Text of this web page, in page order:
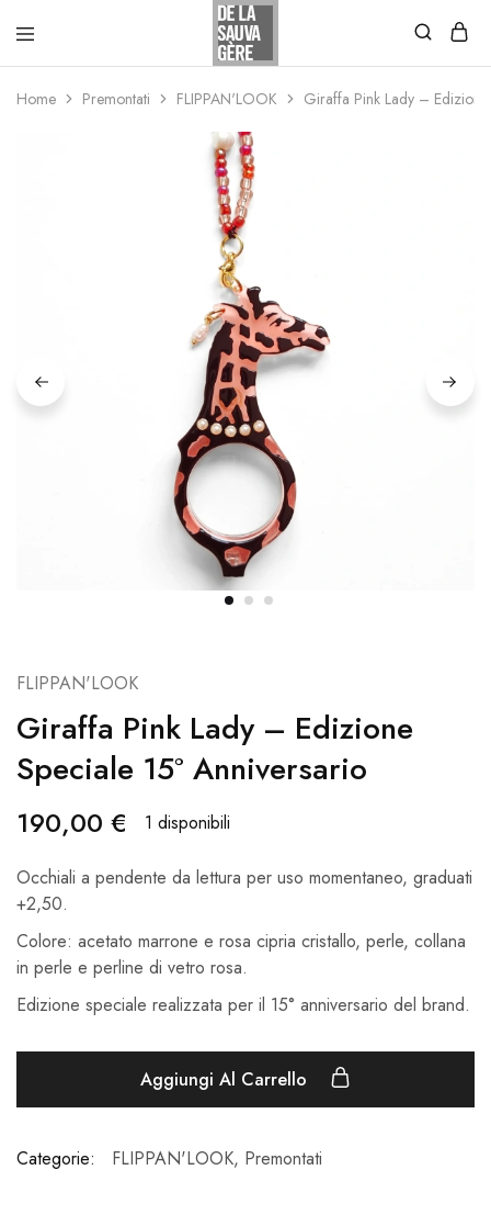
Home Premontati FLIPPAN'LOOK Giraffa Pink Lady –
FLIPPAN'LOOK
Giraffa Pink Lady – Edizione
Speciale 15° Anniversario
190,00 € 1 disponibili
Occhiali a pendente da lettura per uso momentaneo, graduati
+2,50.
Colore: acetato marrone e rosa cipria cristallo, perle, collana
in perle e perline di vetro rosa.
Edizione speciale realizzata per il 15° anniversario del brand.
Aggiungi Al Carrello
Categorie: FLIPPAN'LOOK, Premontati